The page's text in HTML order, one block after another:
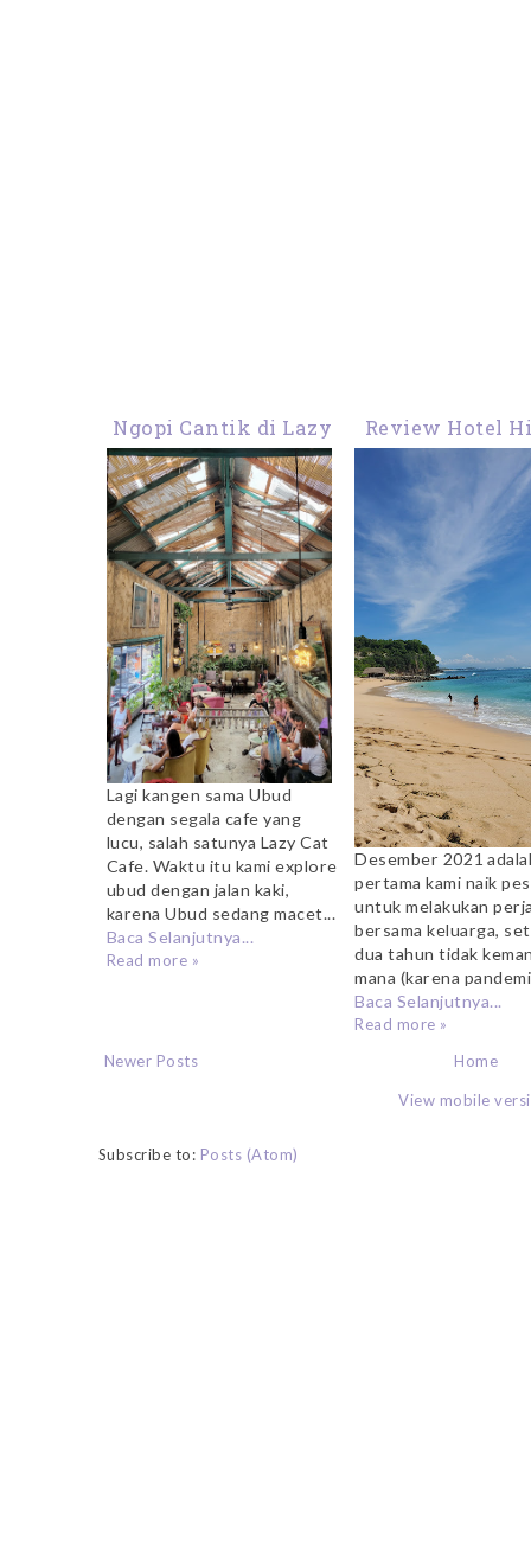
Ngopi Cantik di Lazy
Cat Cafe Ubud
Lagi kangen sama Ubud
dengan segala cafe yang
lucu, salah satunya Lazy Cat
Cafe. Waktu itu kami explore
ubud dengan jalan kaki,
karena Ubud sedang macet...
Baca Selanjutnya...
Read more »
Review Hotel
Nusa Dua
Desember 2021
pertama kami naik
untuk melakukan
bersama keluarga,
dua tahun tidak
mana (karena
Baca Selanjutnya...
Read more »
Newer Posts
Home
View mobile
Subscribe to: Posts (Atom)